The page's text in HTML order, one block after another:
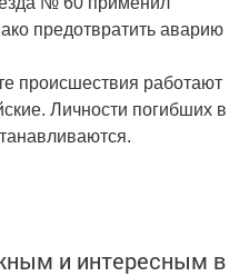
предотвратить аварию
происшествия работают
Личности погибших в
и интересным в